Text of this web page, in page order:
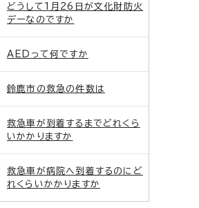
どうして1月26日が文化財防火
デーなのですか
AEDって何ですか
鈴鹿市の救急の件数は
救急車が到着するまでどれくら
いかかりますか
救急車が病院へ到着するのにど
れくらいかかりますか